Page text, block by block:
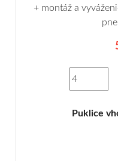
+ montáž a
Puklice